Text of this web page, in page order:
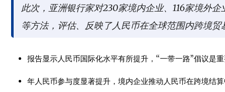
此次，亚洲银行家对230家境内企业、116家境外
等方法，评估、反映了人民币在全球范围内跨境贸
报告显示人民币国际化水平有所提升，“一带一路”倡议是
年人民币参与度显著提升，境内企业推动人民币在跨境结